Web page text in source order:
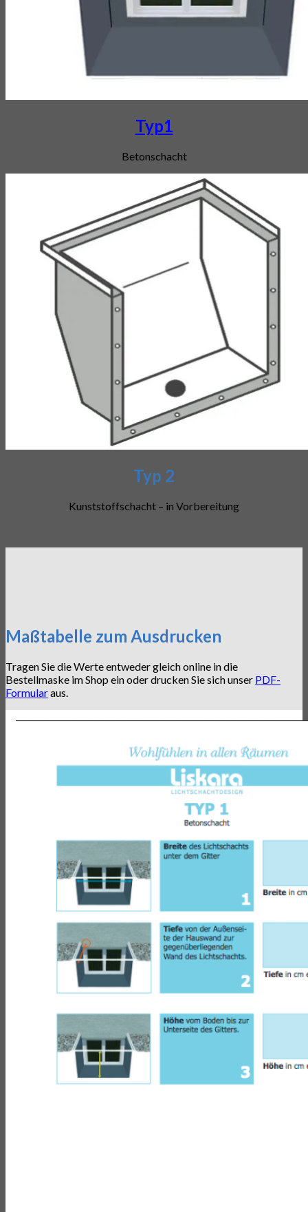
Typ1
Betonschacht
Typ 2
Kunststoffschacht – in Vorbereitung
Maßtabelle zum Ausdrucken
Tragen Sie die Werte entweder gleich online in die
Bestellmaske im Shop ein oder drucken Sie sich unser PDF-
Formularaus.